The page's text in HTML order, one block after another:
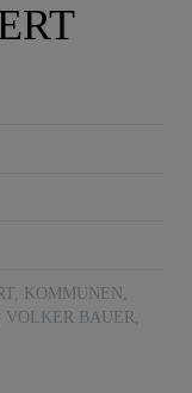
KOMMUNEN
VOLKER BAUER